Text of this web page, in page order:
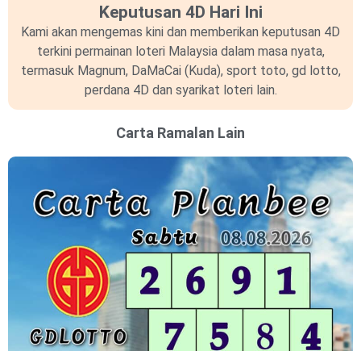
Keputusan 4D Hari Ini
Kami akan mengemas kini dan memberikan keputusan 4D
terkini permainan loteri Malaysia dalam masa nyata,
termasuk Magnum, DaMaCai (Kuda), sport toto, gd lotto,
perdana 4D dan syarikat loteri lain.
Carta Ramalan Lain